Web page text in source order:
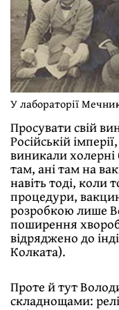
У лабораторії
Просувати свій
Російській
виникали холерні
там, ані там на
навіть тоді, коли
процедури,
розробкою лише
поширення
відряджено до
Колката).
Проте й тут
складнощами: